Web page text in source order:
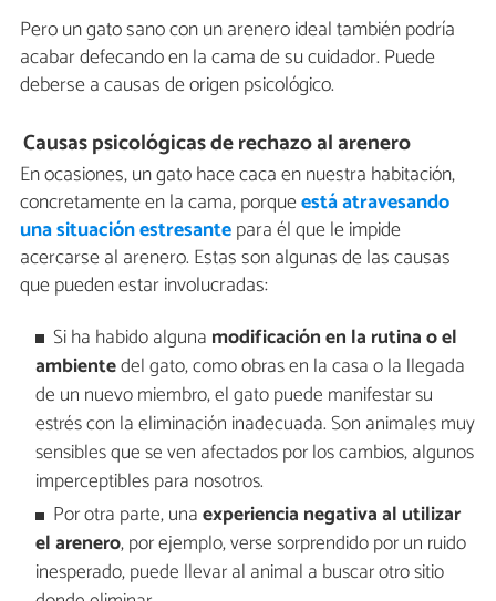
Pero un gato sano con un arenero ideal también podría
acabar defecando en la cama de su cuidador. Puede
deberse a causas de origen psicológico.
Causas psicológicas de rechazo al arenero
En ocasiones, un gato hace caca en nuestra habitación,
concretamente en la cama, porqueestá atravesando
una situación estresantepara él que le impide
acercarse al arenero. Estas son algunas de las causas
que pueden estar involucradas:
Si ha habido alguna modificación en la rutina o el
ambientedel gato, como obras en la casa o la llegada
de un nuevo miembro, el gato puede manifestar su
estrés con la eliminación inadecuada. Son animales muy
sensibles que se ven afectados por los cambios, algunos
imperceptibles para nosotros.
Por otra parte, unaexperiencia negativa al utilizar
el arenero, por ejemplo, verse sorprendido por un ruido
inesperado, puede llevar al animal a buscar otro sitio